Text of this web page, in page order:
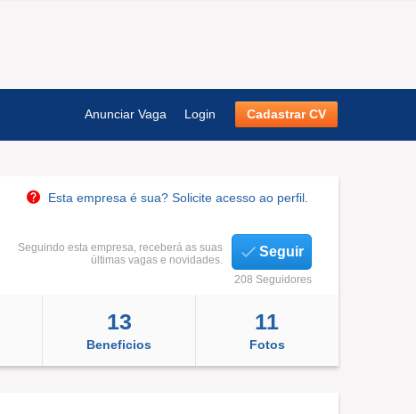
Anunciar Vaga Login Cadastrar CV
Esta empresa é sua? Solicite acesso ao perfil.
Seguindo esta empresa, receberá as suas
últimas vagas e novidades.
Seguir
208 Seguidores
13
Beneficios
11
Fotos